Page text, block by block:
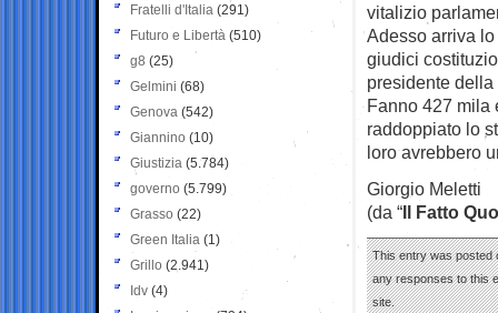
vitalizio
Adesso arriva
giudici
presidente
Fanno 427 mila
raddoppiato lo
loro avrebbero
Giorgio Meletti
(da “Il Fatto
This entry was posted
any responses to this
site.
Fratelli d'Italia (291)
Futuro e Libertà (510)
g8 (25)
Gelmini (68)
Genova (542)
Giannino (10)
Giustizia (5.784)
governo (5.799)
Grasso (22)
Green Italia (1)
Grillo (2.941)
Idv (4)